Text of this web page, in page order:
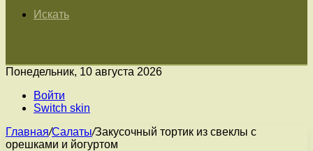
Искать
Понедельник, 10 августа 2026
Войти
Switch skin
Главная/Салаты/Закусочный тортик из свеклы с
орешками и йогуртом